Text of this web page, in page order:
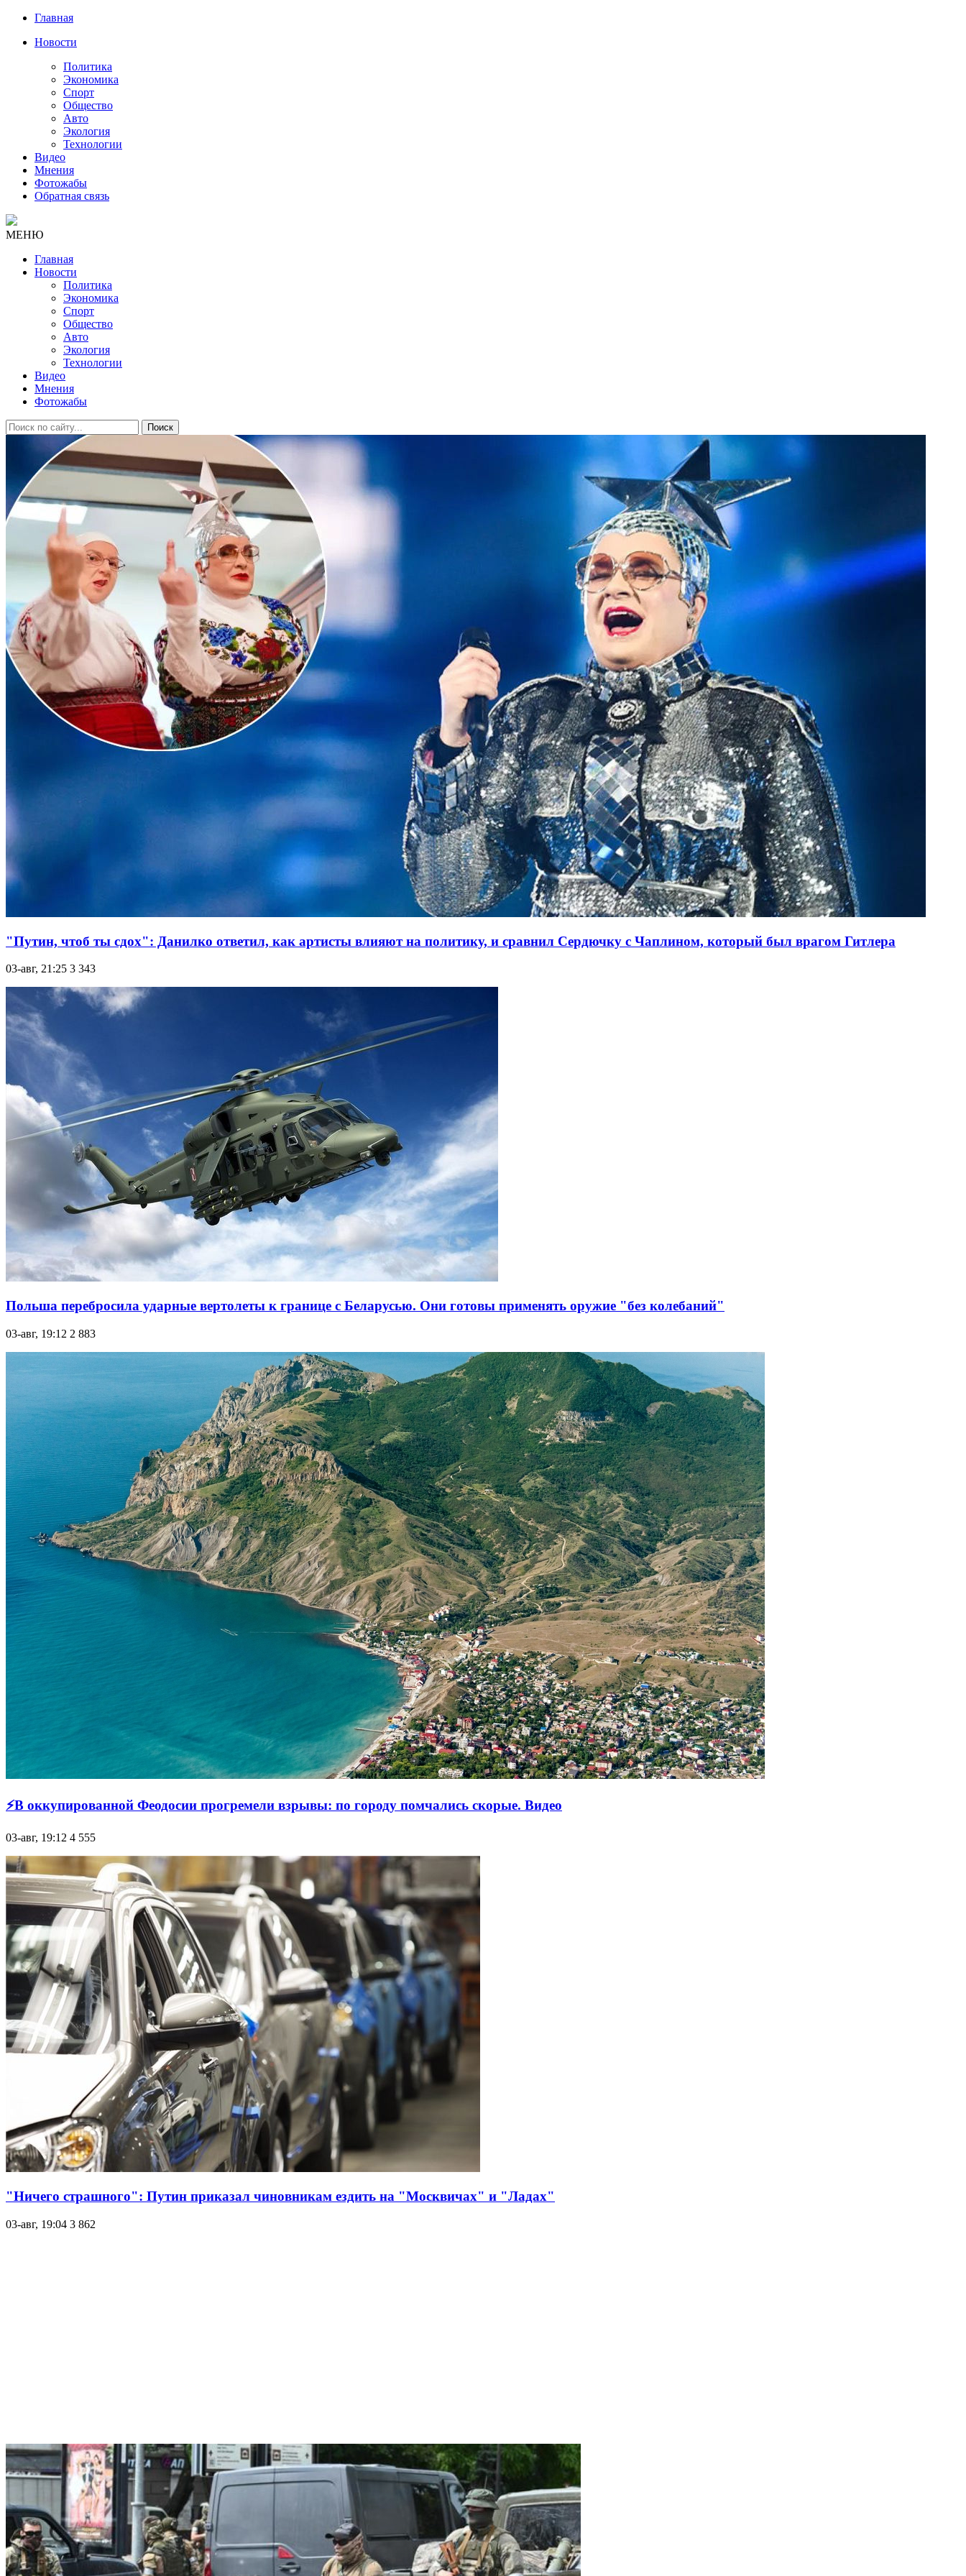
Главная
Новости
Политика
Экономика
Спорт
Общество
Авто
Экология
Технологии
Видео
Мнения
Фотожабы
Обратная связь
МЕНЮ
Главная
Новости
Политика
Экономика
Спорт
Общество
Авто
Экология
Технологии
Видео
Мнения
Фотожабы
Поиск
"Путин, чтоб ты сдох": Данилко ответил, как артисты влияют на политику, и сравнил Сердючку с Чаплином, который был врагом Гитлера
03-авг, 21:25 3 343
Польша перебросила ударные вертолеты к границе с Беларусью. Они готовы применять оружие "без колебаний"
03-авг, 19:12 2 883
⚡В оккупированной Феодосии прогремели взрывы: по городу помчались скорые. Видео
03-авг, 19:12 4 555
"Ничего страшного": Путин приказал чиновникам ездить на "Москвичах" и "Ладах"
03-авг, 19:04 3 862